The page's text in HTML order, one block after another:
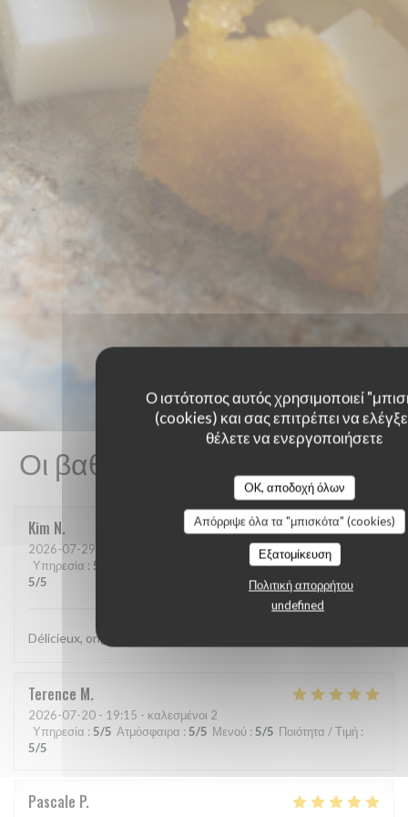
Ο ιστότοπος αυτός χρησιμοποιεί
(cookies) και σας επιτρέπει να
θέλετε να ενεργοποιήσετε
OK, αποδοχή όλων
Απόρριψε όλα τα "μπισκότα" (cookies)
Εξατομίκευση
Πολιτική απορρήτου
undefined
Οι βαθμολογίες πελατών μας
Kim N
2026-07-29
Υπηρεσία : 5 :5/5 Ποιότητα / Τιμή
5/5
Délicieux, original, subtil et service très agréable.
Terence M
2026-07-20 - 19:15 - καλεσμένοι 2
Υπηρεσία : 5/5 Ατμόσφαιρα : 5/5 Μενού : 5/5 Ποιότητα / Τιμή :
5/5
Pascale P